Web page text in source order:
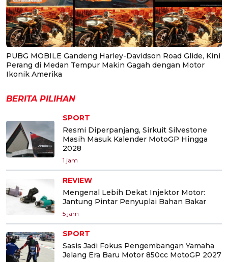
PUBG MOBILE Gandeng Harley-Davidson Road Glide, Kini
Perang di Medan Tempur Makin Gagah dengan Motor
Ikonik Amerika
BERITA PILIHAN
SPORT
Resmi Diperpanjang, Sirkuit Silvestone
Masih Masuk Kalender MotoGP Hingga
2028
1 jam
REVIEW
Mengenal Lebih Dekat Injektor Motor:
Jantung Pintar Penyuplai Bahan Bakar
5 jam
SPORT
Sasis Jadi Fokus Pengembangan Yamaha
Jelang Era Baru Motor 850cc MotoGP 2027